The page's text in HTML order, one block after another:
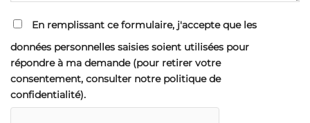
En remplissant ce formulaire, j'accepte que les
données personnelles saisies soient utilisées pour
répondre à ma demande (pour retirer votre
consentement, consulter notre politique de
confidentialité).